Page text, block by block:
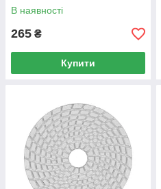
В наявності
265 ₴
Купити